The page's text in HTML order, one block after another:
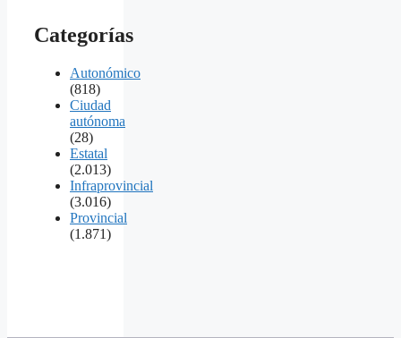
Categorías
Autonómico
(818)
Ciudad
autónoma
(28)
Estatal
(2.013)
Infraprovincial
(3.016)
Provincial
(1.871)